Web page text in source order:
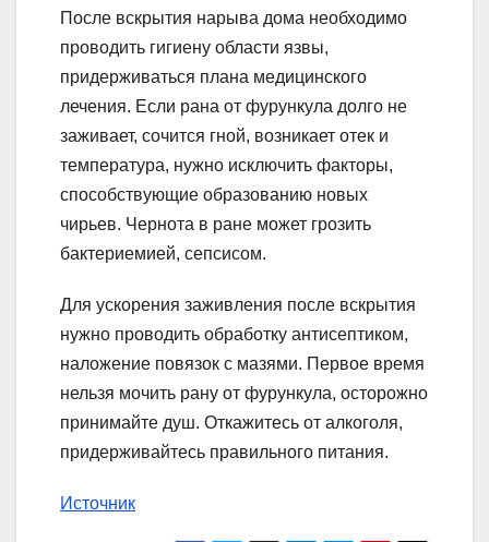
После вскрытия нарыва дома необходимо
проводить гигиену области язвы,
придерживаться плана медицинского
лечения. Если рана от фурункула долго не
заживает, сочится гной, возникает отек и
температура, нужно исключить факторы,
способствующие образованию новых
чирьев. Чернота в ране может грозить
бактериемией, сепсисом.
Для ускорения заживления после вскрытия
нужно проводить обработку антисептиком,
наложение повязок с мазями. Первое время
нельзя мочить рану от фурункула, осторожно
принимайте душ. Откажитесь от алкоголя,
придерживайтесь правильного питания.
Источник